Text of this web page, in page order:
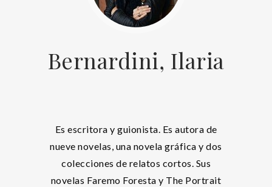
Bernardini, Ilaria
Es escritora y guionista. Es autora de
nueve novelas, una novela gráfica y dos
colecciones de relatos cortos. Sus
novelas Faremo Foresta y The Portrait